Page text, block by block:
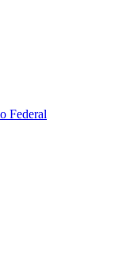
Federal